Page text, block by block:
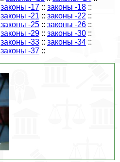
законы -17 :: законы -18 ::
законы -21 :: законы -22 ::
законы -25 :: законы -26 ::
законы -29 :: законы -30 ::
законы -33 :: законы -34 ::
законы -37 ::